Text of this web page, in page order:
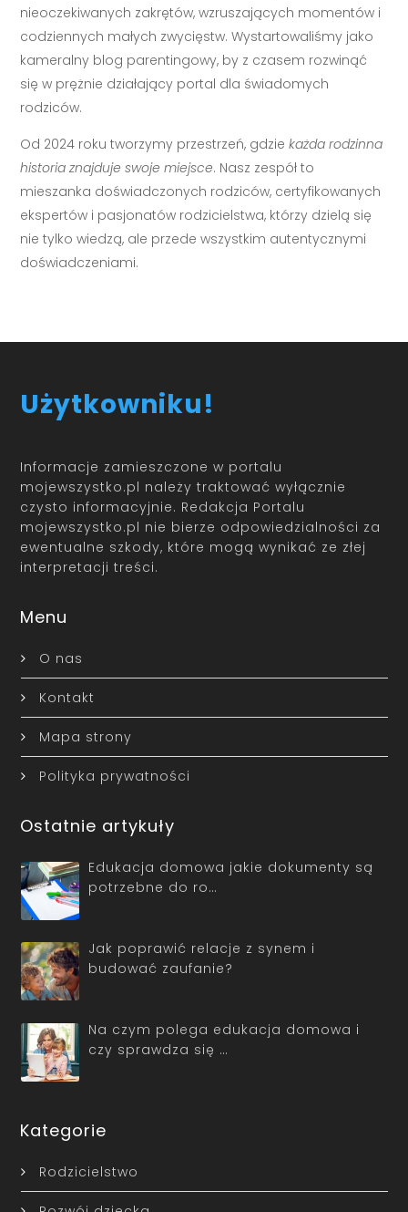
nieoczekiwanych zakrętów, wzruszających momentów i
codziennych małych zwycięstw. Wystartowaliśmy jako
kameralny blog parentingowy, by z czasem rozwinąć
się w prężnie działający portal dla świadomych
rodziców.
Od 2024 roku tworzymy przestrzeń, gdziekażda rodzinna
historia znajduje swoje miejsce. Nasz zespół to
mieszanka doświadczonych rodziców, certyfikowanych
ekspertów i pasjonatów rodzicielstwa, którzy dzielą się
nie tylko wiedzą, ale przede wszystkim autentycznymi
doświadczeniami.
Użytkowniku!
Informacje zamieszczone w portalu
mojewszystko.pl należy traktować wyłącznie
czysto informacyjnie. Redakcja Portalu
mojewszystko.pl nie bierze odpowiedzialności za
ewentualne szkody, które mogą wynikać ze złej
interpretacji treści.
Menu
O nas
Kontakt
Mapa strony
Polityka prywatności
Ostatnie artykuły
Edukacja domowa jakie dokumenty są
potrzebne do ro…
Jak poprawić relacje z synem i
budować zaufanie?
Na czym polega edukacja domowa i
czy sprawdza się …
Kategorie
Rodzicielstwo